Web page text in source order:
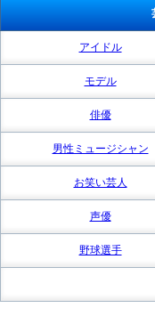
アイドル
モデル
俳優
男性ミュージシャン
お笑い芸人
声優
野球選手